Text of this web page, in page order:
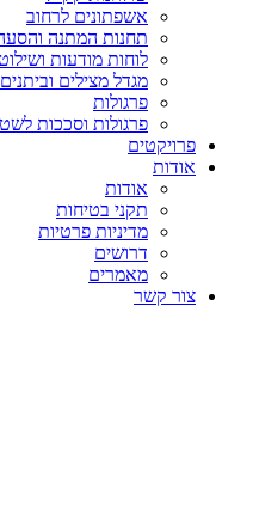
אשפתונים לרחוב
תחנות המתנה
לוחות מודעות
מגדל מצילים
פרגולות
פרגולות וסככות
פרויקטים
אודות
אודות
תקני בטיחות
מדיניות פרטיות
דרושים
מאמרים
צור קשר